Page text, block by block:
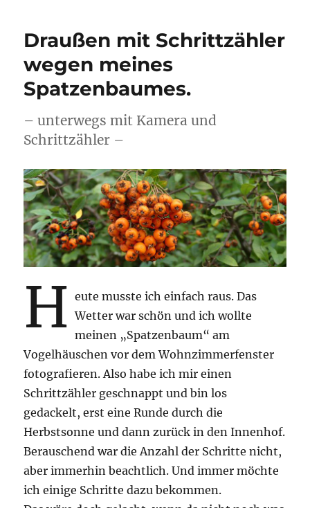
ich
drücken.
Draußen mit Schrittzähler
wegen meines
Spatzenbaumes.
– unterwegs mit Kamera und
Schrittzähler –
H eute musste ich einfach raus. Das
Wetter war schön und ich wollte
meinen „Spatzenbaum“ am
Vogelhäuschen vor dem Wohnzimmerfenster
fotografieren. Also habe ich mir einen
Schrittzähler geschnappt und bin los
gedackelt, erst eine Runde durch die
Herbstsonne und dann zurück in den Innenhof.
Berauschend war die Anzahl der Schritte nicht,
aber immerhin beachtlich. Und immer möchte
ich einige Schritte dazu bekommen.